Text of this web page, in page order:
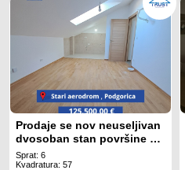
Prodaje se nov neuseljivan
dvosoban stan površine 57
m!
Sprat: 6
Kvadratura: 57